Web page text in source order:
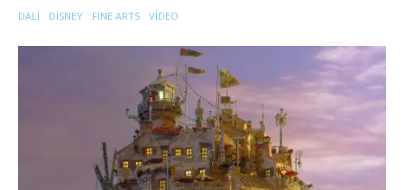
DALI DISNEY FINE ARTS VIDEO